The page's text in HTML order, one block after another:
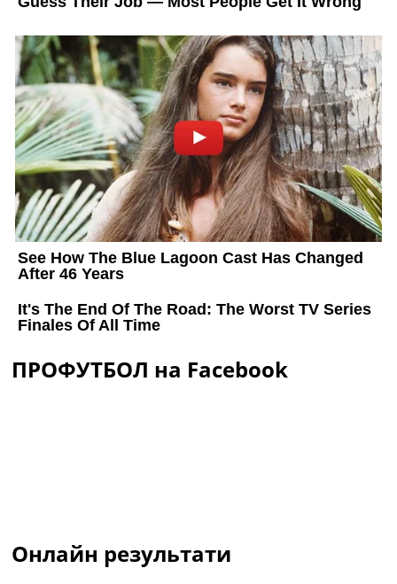
ПРОФУТБОЛ на Facebook
Онлайн результати